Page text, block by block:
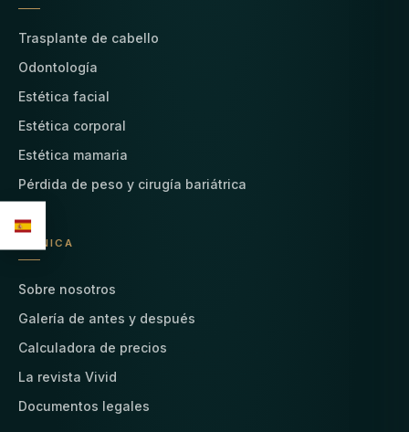
Trasplante de cabello
Odontología
Estética facial
Estética corporal
Estética mamaria
Pérdida de peso y cirugía bariátrica
CLÍNICA
Sobre nosotros
Galería de antes y después
Calculadora de precios
La revista Vivid
Documentos legales